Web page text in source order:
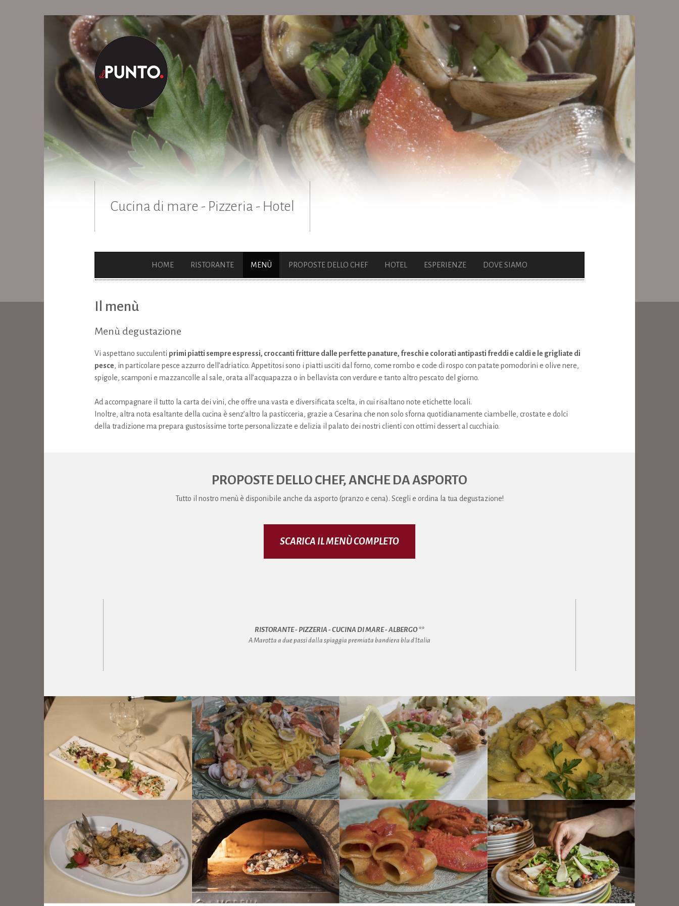
Cucina di mare - Pizzeria - Hotel
HOME RISTORANTE MENÙ PROPOSTE DELLO CHEF HOTEL ESPERIENZE DOVE SIAMO
Il menù
Menù degustazione
Vi aspettano succulenti primi piatti sempre espressi, croccanti fritture dalle perfette panature, freschi e colorati antipasti freddi e caldi e le grigliate di
pesce, in particolare pesce azzurro dell’adriatico. Appetitosi sono i piatti usciti dal forno, come rombo e code di rospo con patate pomodorini e olive nere,
spigole, scamponi e mazzancolle al sale, orata all’acquapazza o in bellavista con verdure e tanto altro pescato del giorno.
Ad accompagnare il tutto la carta dei vini, che offre una vasta e diversificata scelta, in cui risaltano note etichette locali.
Inoltre, altra nota esaltante della cucina è senz’altro la pasticceria, grazie a Cesarina che non solo sforna quotidianamente ciambelle, crostate e dolci
della tradizione ma prepara gustosissime torte personalizzate e delizia il palato dei nostri clienti con ottimi dessert al cucchiaio.
PROPOSTE DELLO CHEF, ANCHE DA ASPORTO
Tutto il nostro menù è disponibile anche da asporto (pranzo e cena). Scegli e ordina la tua degustazione!
SCARICA IL MENÙ COMPLETO
RISTORANTE - PIZZERIA - CUCINA DI MARE - ALBERGO **
A Marotta a due passi dalla spiaggia premiata bandiera blu d’Italia